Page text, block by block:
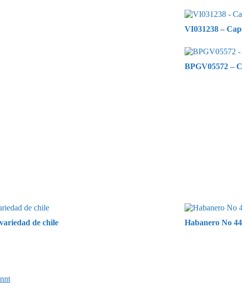
VI031238 –
BPGV05572 –
de chile Habanero No